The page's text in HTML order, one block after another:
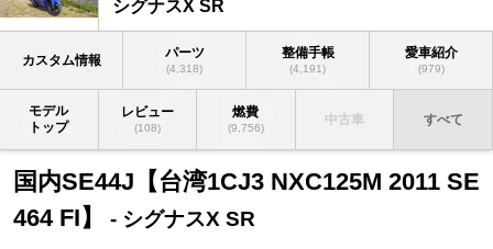
シグナスX SR
カスタム情報 パーツ
(4,318)
整備手帳
(4,191)
愛車紹介
(979)
モデル
トップ
レビュー
(108)
燃費
(9,756)
中古車 すべて
国内SE44J【台湾1CJ3 NXC125M 2011 SE
464 FI】
- シグナスX SR